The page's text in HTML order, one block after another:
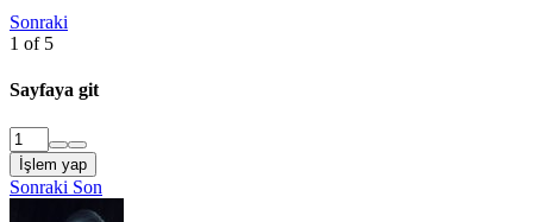
Sonraki
1 of 5
Sayfaya git
İşlem yap
Sonraki Son